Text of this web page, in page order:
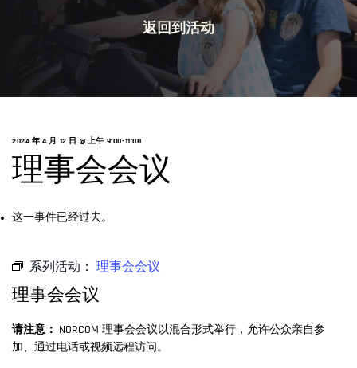
返回到活动
2024 年 4 月 12 日 @ 上午 9:00-11:00
理事会会议
这一事件已经过去。
系列活动： 理事会会议
理事会会议
请注意： NORCOM 理事会会议以混合形式举行，允许公众亲自参
加、通过电话或视频远程访问。